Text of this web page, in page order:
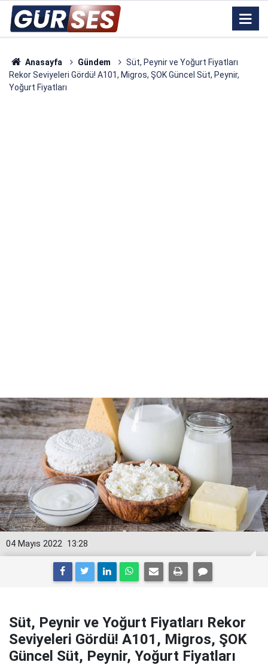
Anasayfa Gündem
Süt, Peynir ve Yoğurt Fiyatları
Rekor Seviyeleri Gördü! A101, Migros, ŞOK Güncel Süt, Peynir,
Yoğurt Fiyatları
13:28
04 Mayıs 2022
Süt, Peynir ve Yoğurt Fiyatları Rekor
Seviyeleri Gördü! A101, Migros, ŞOK
Güncel Süt, Peynir, Yoğurt Fiyatları